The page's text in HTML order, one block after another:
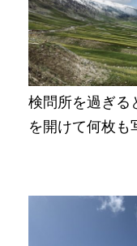
検問所を過ぎる
を開けて何枚も